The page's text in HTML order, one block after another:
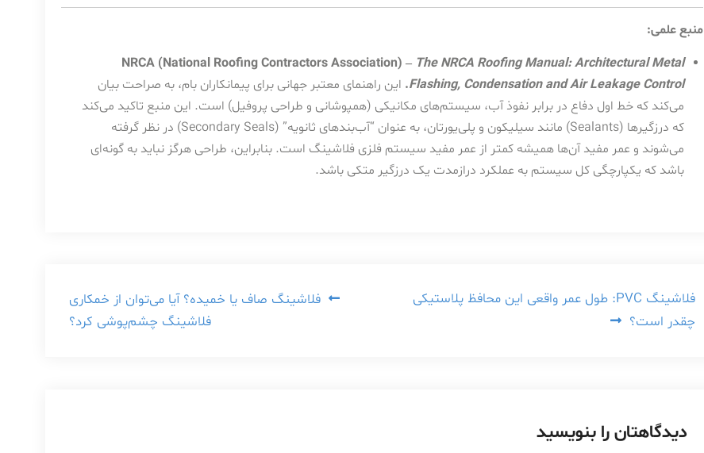
منبع علمی:
NRCA (National Roofing Contractors Association) – The NRCA Roofing Manual: Architectural Metal
Flashing, Condensation and Air Leakage Control
. این راهنمای معتبر جهانی برای پیمانکاران بام، به صراحت بیان
می‌کند که خط اول دفاع در برابر نفوذ آب، سیستم‌های مکانیکی (همپوشانی و طراحی پروفیل) است. این منبع تاکید می‌کند
که درزگیرها (Sealants) مانند سیلیکون و پلی‌یورتان، به عنوان “آب‌بندهای ثانویه” (Secondary Seals) در نظر گرفته
می‌شوند و عمر مفید آن‌ها همیشه کمتر از عمر مفید سیستم فلزی فلاشینگ است. بنابراین، طراحی هرگز نباید به گونه‌ای
باشد که یکپارچگی کل سیستم به عملکرد درازمدت یک درزگیر متکی باشد.
راهبری
نوشته
فلاشینگ صاف یا خمیده؟ آیا می‌توان از خمکاری
فلاشینگ چشم‌پوشی کرد؟
فلاشینگ PVC: طول عمر واقعی این محافظ پلاستیکی
چقدر است؟
دیدگاهتان را بنویسید